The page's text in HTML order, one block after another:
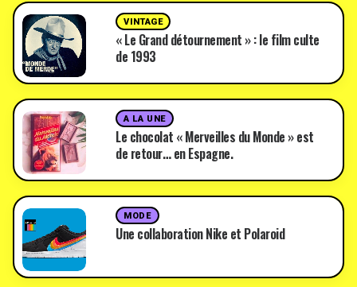
VINTAGE
« Le Grand détournement » : le film culte
de 1993
A LA UNE
Le chocolat « Merveilles du Monde » est
de retour… en Espagne.
MODE
Une collaboration Nike et Polaroid